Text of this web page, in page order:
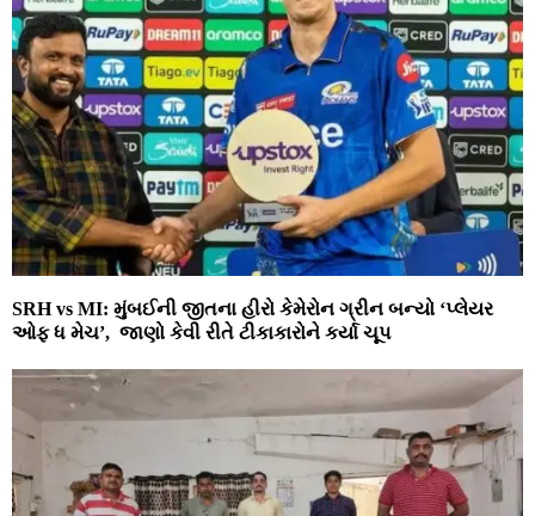
SRH vs MI: મુંબઈની જીતના હીરો કેમેરોન ગ્રીન બન્યો ‘પ્લેયર
ઓફ ધ મેચ’, જાણો કેવી રીતે ટીકાકારોને કર્યા ચૂપ